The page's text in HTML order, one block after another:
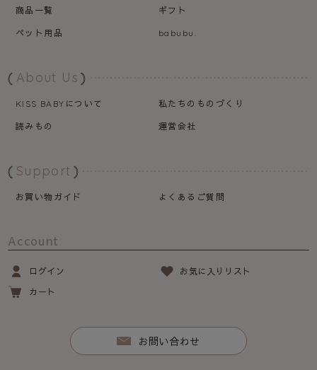
商品一覧
ギフト
ペット用品
babubu.
About Us
KISS BABY について
私たちのものづくり
読みもの
運営会社
Support
お買い物ガイド よくあるご質問
Account
ログイン
お気に入りリスト
カート
お問い合わせ